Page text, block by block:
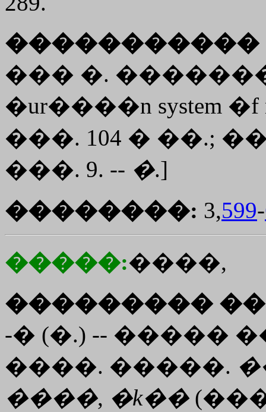
�����������
��� �.
�ur����n system �f
���. 104 � ��.; ��
���. 9. -- �.]
��������: 3,599-
�����:����,
���������
-� (�.) -- �����
����. �����.
����, �k��